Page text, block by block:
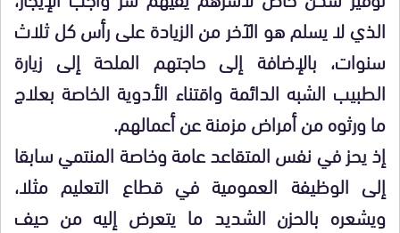
الذي لا يسلم هو الآخر من الزيادة على رأس كل ثلاث
سنوات، بالإضافة إلى حاجتهم الملحة إلى زيارة
الطبيب الشبه الدائمة واقتناء الأدوية الخاصة بعلاج
ما ورثوه من أمراض مزمنة عن أعمالهم.
إذ يحز في نفس المتقاعد عامة وخاصة المنتمي سابقا
إلى الوظيفة العمومية في قطاع التعليم مثلا،
ويشعره بالحزن الشديد ما يتعرض إليه من حيف